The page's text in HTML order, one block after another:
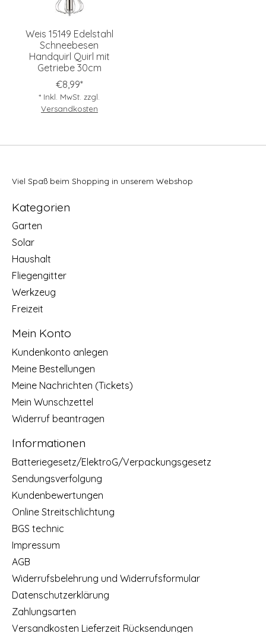
Weis 15149 Edelstahl
Schneebesen
Handquirl Quirl mit
Getriebe 30cm
€8,99*
* Inkl. MwSt. zzgl.
Versandkosten
Viel Spaß beim Shopping in unserem Webshop
Kategorien
Garten
Solar
Haushalt
Fliegengitter
Werkzeug
Freizeit
Mein Konto
Kundenkonto anlegen
Meine Bestellungen
Meine Nachrichten (Tickets)
Mein Wunschzettel
Widerruf beantragen
Informationen
Batteriegesetz/ElektroG/Verpackungsgesetz
Sendungsverfolgung
Kundenbewertungen
Online Streitschlichtung
BGS technic
Impressum
AGB
Widerrufsbelehrung und Widerrufsformular
Datenschutzerklärung
Zahlungsarten
Versandkosten Lieferzeit Rücksendungen